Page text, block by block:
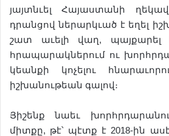
յայտնւել Հայաստանի
դրանցով ներարկւած է եղել
շատ աւելի վաղ,
հրապարակներում ու
կեանքի կոչելու
իշխանութեան գալով։
Յիշենք նաեւ
միտքը, թէ՝ պէտք է 2018-ին